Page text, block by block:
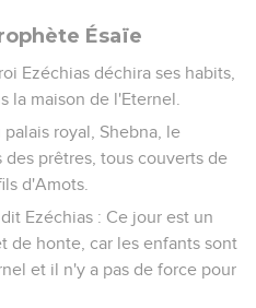
Ésaïe
Ezéchias déchira ses habits,
la maison de l'Eternel.
royal, Shebna, le
prêtres, tous couverts de
d'Amots.
Ezéchias : Ce jour est un
de honte, car les enfants sont
et il n'y a pas de force pour